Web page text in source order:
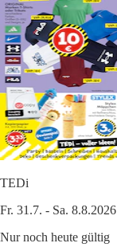
TEDi
Fr. 31.7. - Sa. 8.8.2026
Nur noch heute gültig